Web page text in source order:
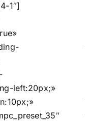
1″]
left:20px;»